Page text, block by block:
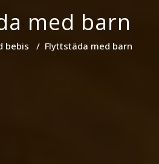
med barn
bebis / Flyttstäda med barn